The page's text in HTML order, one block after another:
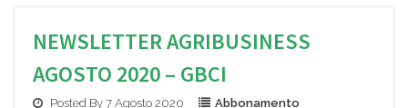
NEWSLETTER AGRIBUSINESS
AGOSTO 2020 – GBCI
Posted By 7 Agosto 2020 Abbonamento